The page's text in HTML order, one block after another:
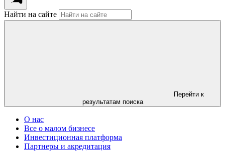
Найти на сайте
Перейти к
результатам поиска
О нас
Все о малом бизнесе
Инвестиционная платформа
Партнеры и акредитация